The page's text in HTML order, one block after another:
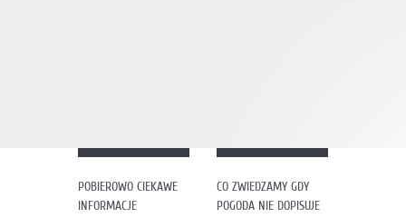
POBIEROWO CIEKAWE
INFORMACJE
CO ZWIEDZAMY GDY
POGODA NIE DOPISUJE